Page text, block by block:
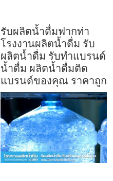
รับผลิตน้ำดื่มฟากท่า
โรงงานผลิตน้ำดื่ม รับ
ผลิตน้ำดื่ม รับทำแบรนด์
น้ำดื่ม ผลิตน้ำดื่มติด
แบรนด์ของคุณ ราคาถูก